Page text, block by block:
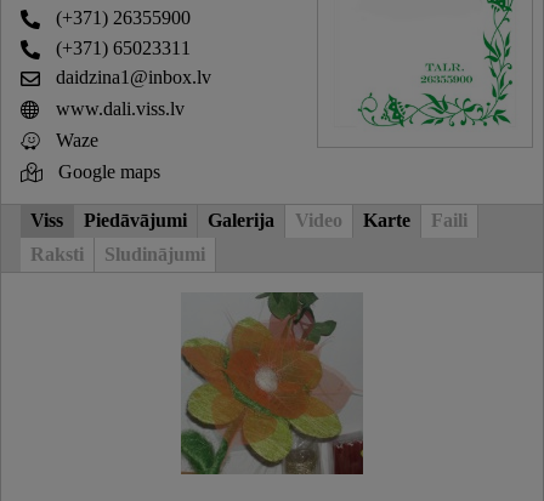
(+371) 26355900
(+371) 65023311
daidzina1@inbox.lv
www.dali.viss.lv
Waze
Google maps
Viss Piedāvājumi Galerija Video Karte
Faili
Raksti
Sludinājumi